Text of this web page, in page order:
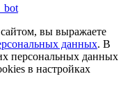
вы выражаете
данных. В
персональных данных
в настройках